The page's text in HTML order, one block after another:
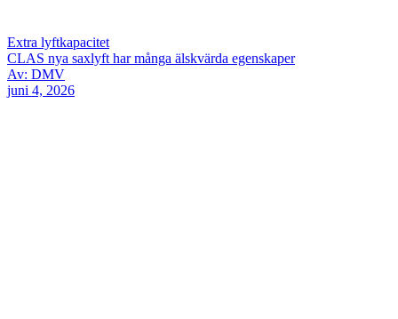
Extra lyftkapacitet
CLAS nya saxlyft har många älskvärda egenskaper
Av: DMV
juni 4, 2026